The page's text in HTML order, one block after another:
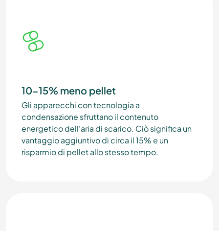
10-15% meno pellet
Gli apparecchi con tecnologia a
condensazione sfruttano il contenuto
energetico dell'aria di scarico. Ciò significa un
vantaggio aggiuntivo di circa il 15% e un
risparmio di pellet allo stesso tempo.